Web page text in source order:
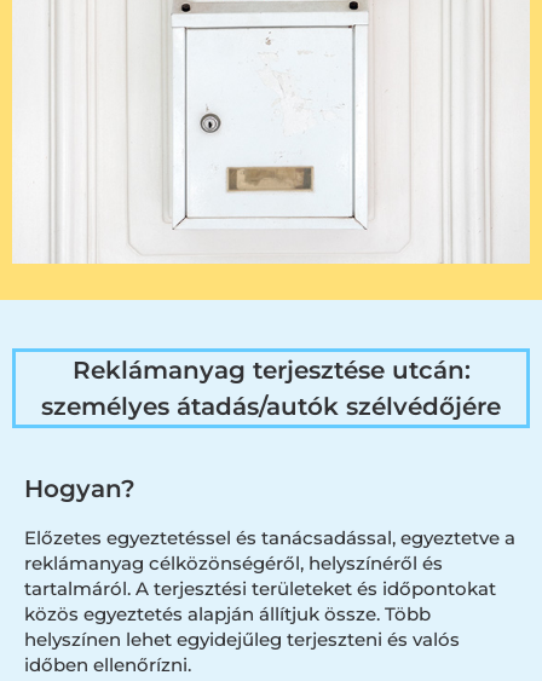
Reklámanyag terjesztése utcán:
személyes átadás/autók szélvédőjére
Hogyan?
Előzetes egyeztetéssel és tanácsadással, egyeztetve a
reklámanyag célközönségéről, helyszínéről és
tartalmáról. A terjesztési területeket és időpontokat
közös egyeztetés alapján állítjuk össze. Több
helyszínen lehet egyidejűleg terjeszteni és valós
időben ellenőrízni.